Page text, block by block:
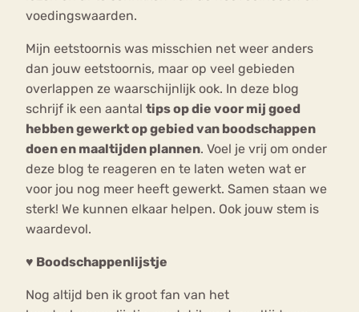
voedingswaarden.
Mijn eetstoornis was misschien net weer anders
dan jouw eetstoornis, maar op veel gebieden
overlappen ze waarschijnlijk ook. In deze blog
schrijf ik een aantal tips op die voor mij goed
hebben gewerkt op gebied van boodschappen
doen en maaltijden plannen. Voel je vrij om onder
deze blog te reageren en te laten weten wat er
voor jou nog meer heeft gewerkt. Samen staan we
sterk! We kunnen elkaar helpen. Ook jouw stem is
waardevol.
♥ Boodschappenlijstje
Nog altijd ben ik groot fan van het